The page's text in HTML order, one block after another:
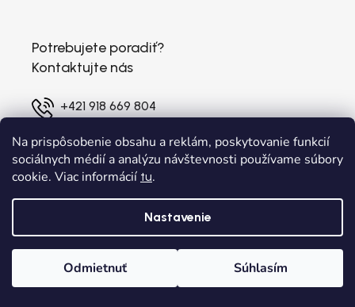
Na prispôsobenie obsahu a reklám, poskytovanie funkcií
sociálnych médií a analýzu návštevnosti používame súbory
cookie. Viac informácií tu.
Nastavenie
Odmietnuť Súhlasím
Potrebujete poradiť?
Kontaktujte nás
+421 918 669 804
info@obuvkovo.sk